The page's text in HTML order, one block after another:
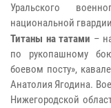
Уральского
национальной
Титаны на татами –
по рукопашному
боевом посту»,
Анатолия Ягодина.
Нижегородской